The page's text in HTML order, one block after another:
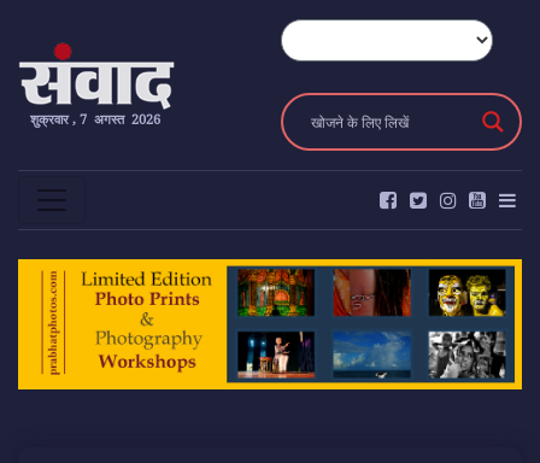
शुक्रवार , 7 अगस्त 2026